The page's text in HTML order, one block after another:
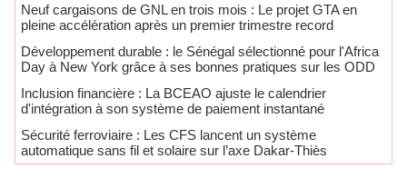
Neuf cargaisons de GNL en trois mois : Le projet GTA en
pleine accélération après un premier trimestre record
Développement durable : le Sénégal sélectionné pour l'Africa
Day à New York grâce à ses bonnes pratiques sur les ODD
​Inclusion financière : La BCEAO ajuste le calendrier
d'intégration à son système de paiement instantané
Sécurité ferroviaire : Les CFS lancent un système
automatique sans fil et solaire sur l’axe Dakar-Thiès